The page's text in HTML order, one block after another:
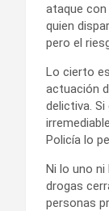
ataque con
quien
pero el
Lo cierto
actuación
delictiva.
Policía lo
Ni lo uno
drogas
personas